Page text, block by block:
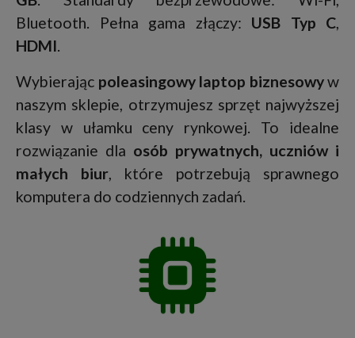
Bluetooth. Pełna gama złączy: USB Typ C,
HDMI.
Wybierając poleasingowy laptop biznesowyw
naszym sklepie, otrzymujesz sprzęt najwyższej
klasy w ułamku ceny rynkowej. To idealne
rozwiązanie dla osób prywatnych, uczniów i
małych biur, które potrzebują sprawnego
komputera do codziennych zadań.